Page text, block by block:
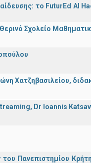
το FuturEd AI
Σχολείο
Χατζηβασιλείου,
Dr Ioannis
Πανεπιστημίου